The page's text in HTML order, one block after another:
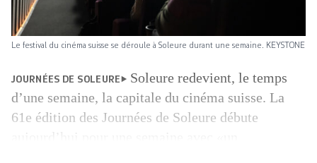
Le festival du cinéma suisse se déroule à Soleure durant une semaine. KEYSTONE
JOURNÉES DE SOLEURE
Soleure redevient, le temps
d’une ­semaine, la capitale du cinéma suisse. La
61e édition des Journées de Soleure débute